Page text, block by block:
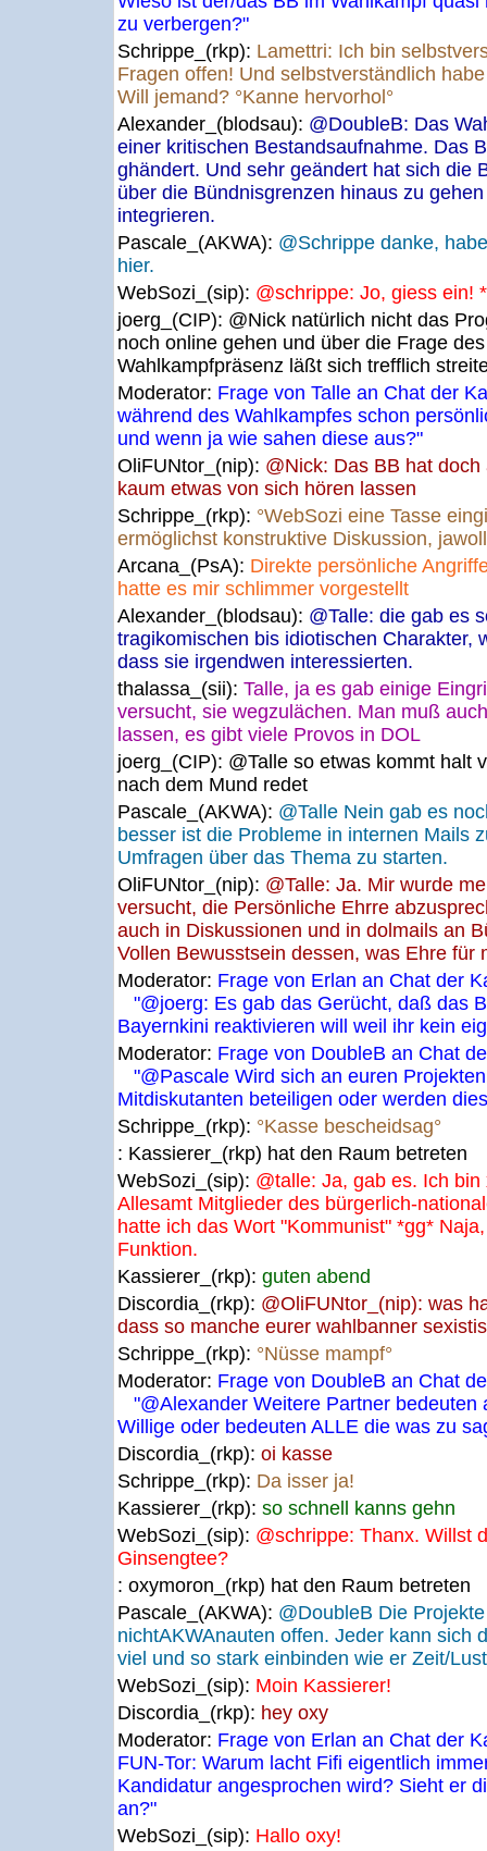
zu verbergen?"
Schrippe_(rkp): Lamettri: Ich bin
Fragen offen! Und selbstverständlich
Will jemand? °Kanne hervorhol°
Alexander_(blodsau): @DoubleB: Das
einer kritischen Bestandsaufnahme. Das
ghändert. Und sehr geändert hat sich die
über die Bündnisgrenzen hinaus zu
integrieren.
Pascale_(AKWA): @Schrippe danke,
hier.
WebSozi_(sip): @schrippe: Jo, giess ein!
joerg_(CIP): @Nick natürlich nicht das
noch online gehen und über die Frage
Wahlkampfpräsenz läßt sich trefflich
Moderator: Frage von Talle an Chat der
während des Wahlkampfes schon
und wenn ja wie sahen diese aus?"
OliFUNtor_(nip): @Nick: Das BB hat
kaum etwas von sich hören lassen
Schrippe_(rkp): °WebSozi eine Tasse
ermöglichst konstruktive Diskussion,
Arcana_(PsA): Direkte persönliche
hatte es mir schlimmer vorgestellt
Alexander_(blodsau): @Talle: die gab es
tragikomischen bis idiotischen Charakter,
dass sie irgendwen interessierten.
thalassa_(sii): Talle, ja es gab einige
versucht, sie wegzulächen. Man muß
lassen, es gibt viele Provos in DOL
joerg_(CIP): @Talle so etwas kommt halt
nach dem Mund redet
Pascale_(AKWA): @Talle Nein gab es
besser ist die Probleme in internen Mails
Umfragen über das Thema zu starten.
OliFUNtor_(nip): @Talle: Ja. Mir wurde
versucht, die Persönliche Ehrre
auch in Diskussionen und in dolmails an
Vollen Bewusstsein dessen, was Ehre für
Moderator: Frage von Erlan an Chat der
"@joerg: Es gab das Gerücht, daß das
Bayernkini reaktivieren will weil ihr kein
Moderator: Frage von DoubleB an Chat
"@Pascale Wird sich an euren
Mitdiskutanten beteiligen oder werden
Schrippe_(rkp): °Kasse bescheidsag°
: Kassierer_(rkp) hat den Raum betreten
WebSozi_(sip): @talle: Ja, gab es. Ich
Allesamt Mitglieder des bürgerlich-
hatte ich das Wort "Kommunist" *gg*
Funktion.
Kassierer_(rkp): guten abend
Discordia_(rkp): @OliFUNtor_(nip): was
dass so manche eurer wahlbanner
Schrippe_(rkp): °Nüsse mampf°
Moderator: Frage von DoubleB an Chat
"@Alexander Weitere Partner bedeuten
Willige oder bedeuten ALLE die was zu
Discordia_(rkp): oi kasse
Schrippe_(rkp): Da isser ja!
Kassierer_(rkp): so schnell kanns gehn
WebSozi_(sip): @schrippe: Thanx. Willst
Ginsengtee?
: oxymoron_(rkp) hat den Raum betreten
Pascale_(AKWA): @DoubleB Die
nichtAKWAnauten offen. Jeder kann sich
viel und so stark einbinden wie er Zeit/
WebSozi_(sip): Moin Kassierer!
Discordia_(rkp): hey oxy
Moderator: Frage von Erlan an Chat der
FUN-Tor: Warum lacht Fifi eigentlich
Kandidatur angesprochen wird? Sieht er
an?"
WebSozi_(sip): Hallo oxy!